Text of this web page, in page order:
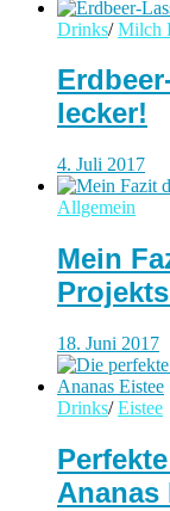
Drinks/ Milch
lecker!
4. Juli 2017
Allgemein
Mein
18. Juni 2017
Drinks/ Eistee
Ananas